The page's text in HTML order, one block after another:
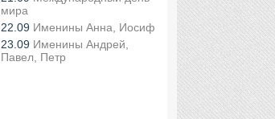
мира
22.09 Именины Анна, Иосиф
23.09 Именины Андрей,
Павел, Петр